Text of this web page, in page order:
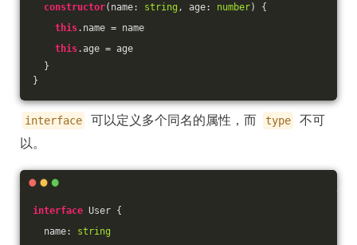
constructor( name: string , age: number) {
this.name = name
this.age = age
}
}
interface 可以定义多个同名的属性，而 type
不可
以。
interface User {
name: string